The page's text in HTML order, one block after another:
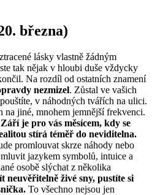
března)
lásky vlastně žádným
tak nějak v hloubi duše vždycky
Na rozdíl od ostatních znamení
nezmizel. Zůstal ve vašich
v náhodných tvářích na ulici.
na jiné, mnohem jemnější frekvenci.
Září je pro vás měsícem, kdy se
stírá téměř do neviditelna.
promlouvat skrze náhody nebo
jazykem symbolů, intuice a
osobě slýchat z několika
neuvěřitelně živé sny, pustíte si
To všechno nejsou jen